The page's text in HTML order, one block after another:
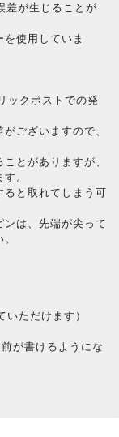
差が生じることが
使用していま
ックポストでの発
ございますので、
とがありますが、
。
ると取れてしまう可
ンは、先端が尖って
いただけます）
が書けるようにな